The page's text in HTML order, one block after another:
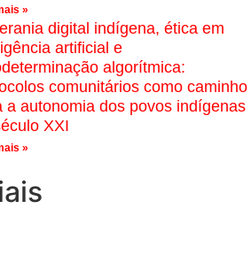
»
digital indígena, ética em
artificial e
algorítmica:
comunitários como caminho
a autonomia dos povos indígenas
XXI
»